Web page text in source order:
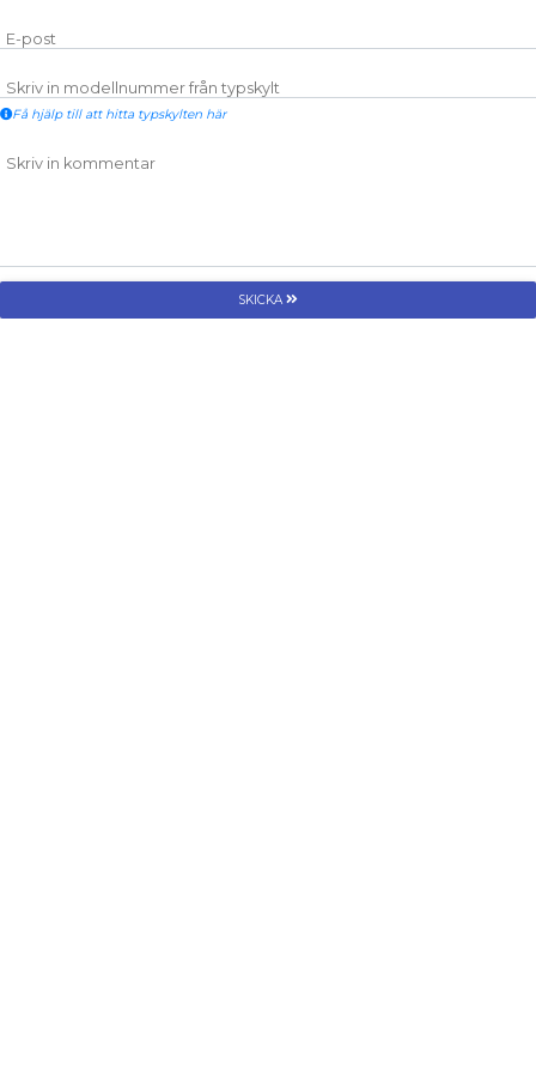
E-post
Skriv in modellnummer från typskylt
Få hjälp till att hitta typskylten här
Skriv in kommentar
SKICKA